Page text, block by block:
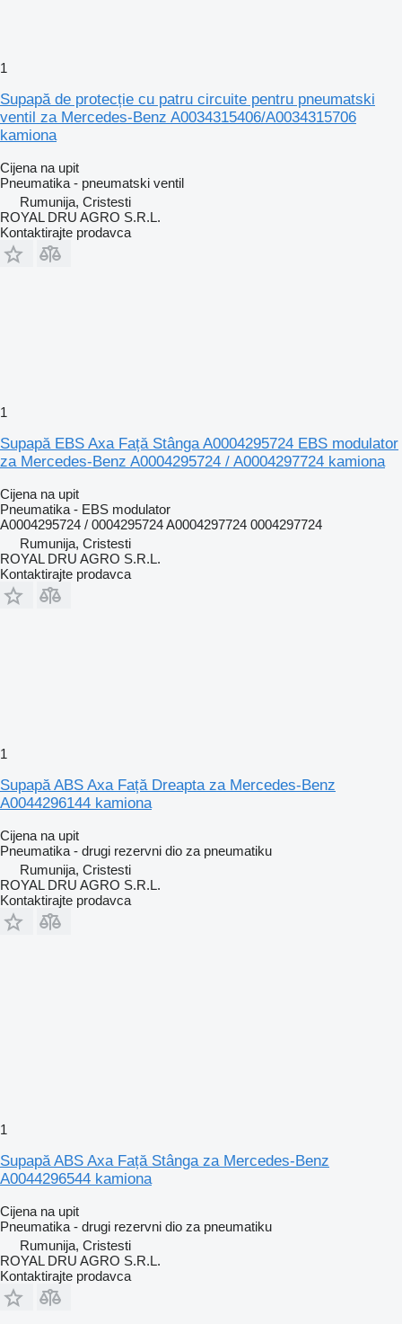
1
Supapă de protecție cu patru circuite pentru pneumatski
ventil za Mercedes-Benz A0034315406/A0034315706
kamiona
Cijena na upit
Pneumatika - pneumatski ventil
Rumunija, Cristesti
ROYAL DRU AGRO S.R.L.
Kontaktirajte prodavca
1
Supapă EBS Axa Față Stânga A0004295724 EBS modulator
za Mercedes-Benz A0004295724 / A0004297724 kamiona
Cijena na upit
Pneumatika - EBS modulator
A0004295724 / 0004295724 A0004297724 0004297724
Rumunija, Cristesti
ROYAL DRU AGRO S.R.L.
Kontaktirajte prodavca
1
Supapă ABS Axa Față Dreapta za Mercedes-Benz
A0044296144 kamiona
Cijena na upit
Pneumatika - drugi rezervni dio za pneumatiku
Rumunija, Cristesti
ROYAL DRU AGRO S.R.L.
Kontaktirajte prodavca
1
Supapă ABS Axa Față Stânga za Mercedes-Benz
A0044296544 kamiona
Cijena na upit
Pneumatika - drugi rezervni dio za pneumatiku
Rumunija, Cristesti
ROYAL DRU AGRO S.R.L.
Kontaktirajte prodavca